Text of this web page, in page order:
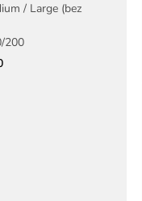
/ Large (bez
200